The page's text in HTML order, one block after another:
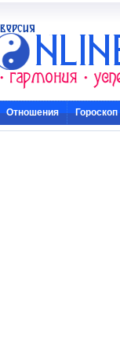
Отношения Гороскоп